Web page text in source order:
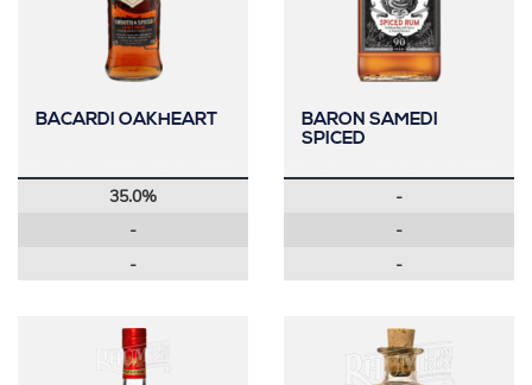
BACARDI OAKHEART
35.0%
-
-
BARON SAMEDI
SPICED
-
-
-